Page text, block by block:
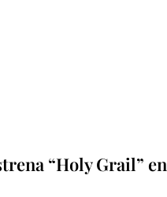
“Holy Grail” en